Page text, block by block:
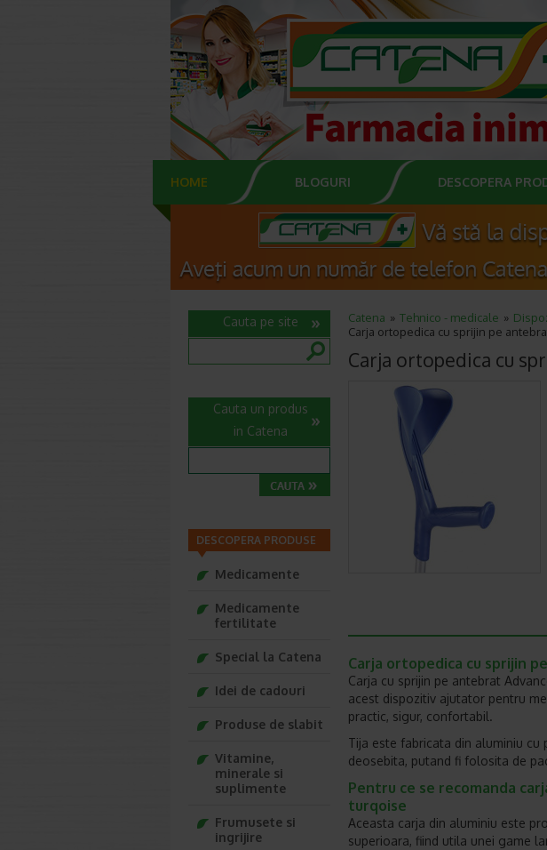
HOME BLOGURI DESCOPERA
Catena Tehnico - medicale
Carja ortopedica cu sprijin pe
Carja ortopedica cu
Carja ortopedica cu sprijin
Carja cu sprijin pe antebrat
acest dispozitiv ajutator pentru
practic, sigur, confortabil.
Tija este fabricata din aluminiu
deosebita, putand fi folosita de
Pentru ce se recomanda
turqoise
Aceasta carja din aluminiu este
superioara, fiind utila unei game
Cauta pe site
Cauta un produs
in Catena
DESCOPERA PRODUSE
Medicamente
Medicamente
fertilitate
Special la Catena
Idei de cadouri
Produse de slabit
Vitamine,
minerale si
suplimente
Frumusete si
ingrijire